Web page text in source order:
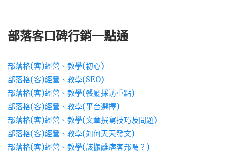
部落客口碑行銷一點通
部落格(客)經營、教學(初心)
部落格(客)經營、教學(SEO)
部落格(客)經營、教學(餐廳採訪重點)
部落格(客)經營、教學(平台選擇)
部落格(客)經營、教學(文章撰寫技巧及問題)
部落格(客)經營、教學(如何天天發文)
部落格(客)經營、教學(該搬離痞客邦嗎？)